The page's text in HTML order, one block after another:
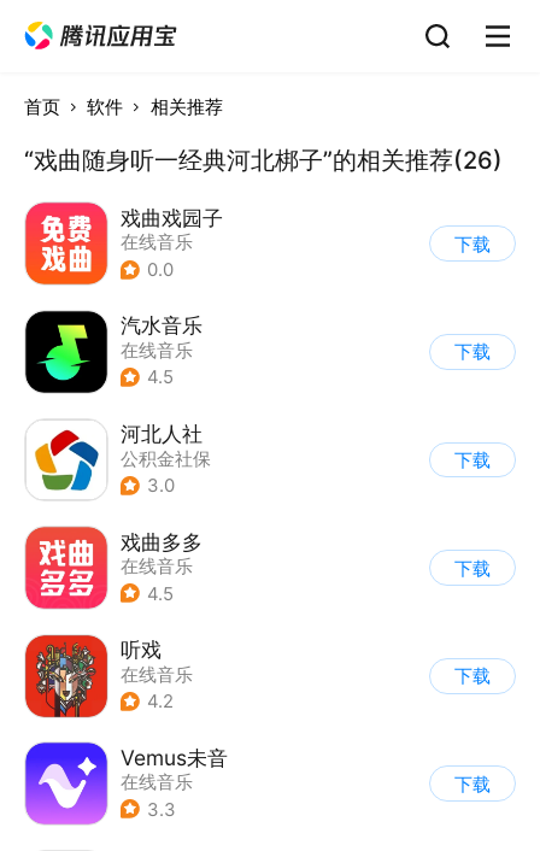
首页 软件 相关推荐
“戏曲随身听一经典河北梆子”的相关推荐(26)
戏曲戏园子
在线音乐
0.0
下载
汽水音乐
在线音乐
4.5
下载
河北人社
公积金社保
3.0
下载
戏曲多多
在线音乐
4.5
下载
听戏
在线音乐
4.2
下载
Vemus未音
在线音乐
3.3
下载